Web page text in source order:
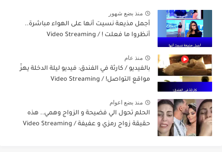
منذ بضع شهور
أجمل مذيعة نسيت أنها على الهواء مباشرة..
أنظروا ما فعلت ! / Video Streaming
منذ عام
بالفيديو / كارثة في الفندق: فيديو ليلة الدخلة يهزّ
مواقع التواصل! / Video Streaming
منذ بضع اعوام
الحلم تحول الي فضيحة و الزواج وهمي.. هذه
حقيقة زواج رمزي و عفيفة / Video Streaming